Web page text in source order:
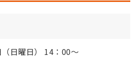
日曜日） 14：00～